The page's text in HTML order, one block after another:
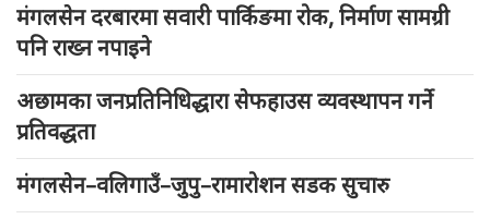
मंगलसेन दरबारमा सवारी पार्किङमा रोक, निर्माण सामग्री
पनि राख्न नपाइने
अछामका जनप्रतिनिधिद्धारा सेफहाउस व्यवस्थापन गर्ने
प्रतिवद्धता
मंगलसेन–वलिगाउँ–जुपु–रामारोशन सडक सुचारु